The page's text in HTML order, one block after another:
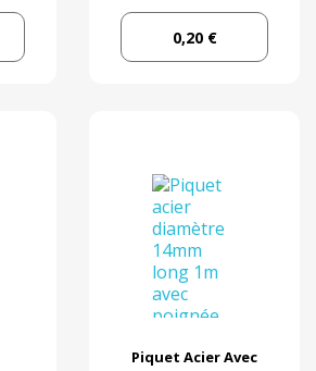
0,20 €
Piquet Acier Avec